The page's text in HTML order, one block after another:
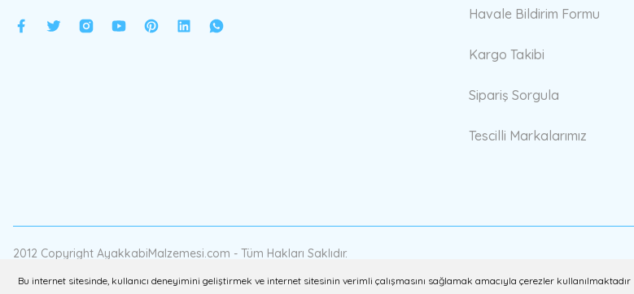
Bu internet sitesinde, kullanıcı deneyimini geliştirmek ve internet sitesinin verimli çalışmasını sağlamak amacıyla çerezler kullanılmaktadır
Havale Bildirim Formu
Kargo Takibi
Sipariş Sorgula
Tescilli Markalarımız
2012 Copyright AyakkabiMalzemesi.com - Tüm Hakları Saklıdır.